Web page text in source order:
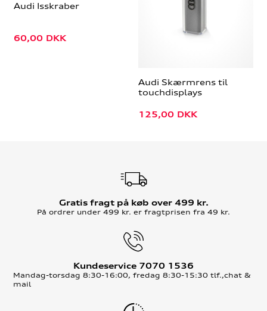
Audi Isskraber
60,00 DKK
Audi Skærmrens til
touchdisplays
125,00 DKK
Gratis fragt på køb over 499 kr.
På ordrer under 499 kr. er fragtprisen fra 49 kr.
Kundeservice 7070 1536
Mandag-torsdag 8:30-16:00, fredag 8:30-15:30 tlf.,chat &
mail